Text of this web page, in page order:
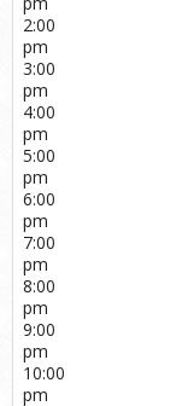
2:00
pm
3:00
pm
4:00
pm
5:00
pm
6:00
pm
7:00
pm
8:00
pm
9:00
pm
10:00
pm